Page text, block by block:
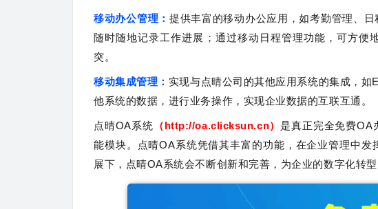
移动办公管理： 提供丰富的移动办公应用，如考勤管理、
随时随地记录工作进展；通过移动日程管理功能，可方便
突。
移动集成管理： 实现与点晴公司的其他应用系统的集成，
他系统的数据，进行业务操作，实现企业数据的互联互通。
点晴OA系统 （http://oa.clicksun.cn） 是真正完全免费OA
能模块。点晴OA系统凭借其丰富的功能，在企业管理中
展下，点晴OA系统会不断创新和完善，为企业的数字化转